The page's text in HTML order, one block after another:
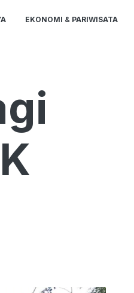
EKONOMI & PARIWISATA